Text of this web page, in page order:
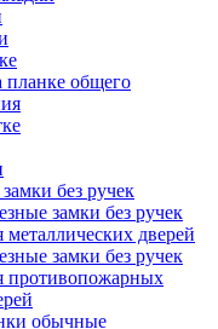
планке общего
без ручек
замки без ручек
металлических дверей
замки без ручек
противопожарных
обычные